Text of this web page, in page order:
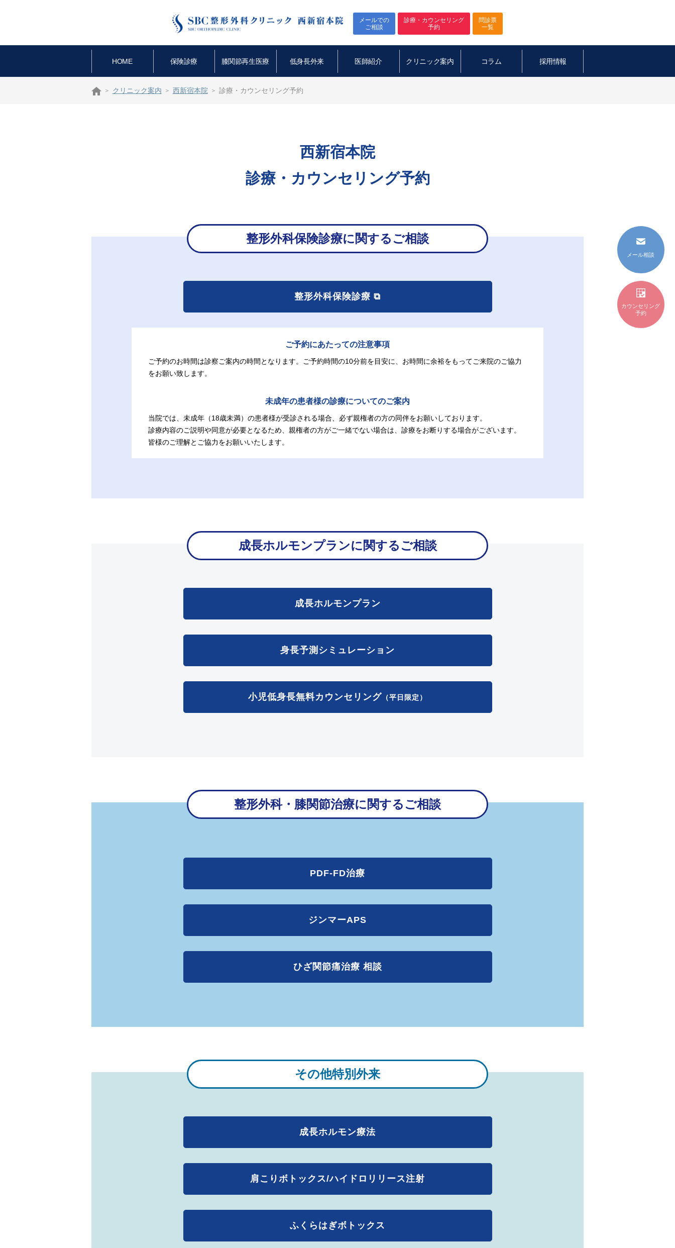
メールでの
ご相談
診療・カウンセリング
予約
問診票
一覧
HOME 保険診療 膝関節再生医療 低身長外来 医師紹介 クリニック案内 コラム 採用情報
クリニック案内 西新宿本院 診療・カウンセリング予約
西新宿本院
診療・カウンセリング予約
整形外科保険診療に関するご相談
整形外科保険診療 ⧉
ご予約にあたっての注意事項
ご予約のお時間は診察ご案内の時間となります。ご予約時間の10分前を目安に、お時間に余裕をもってご来院のご協力
をお願い致します。
未成年の患者様の診療についてのご案内
当院では、未成年（18歳未満）の患者様が受診される場合、必ず親権者の方の同伴をお願いしております。
診療内容のご説明や同意が必要となるため、親権者の方がご一緒でない場合は、診療をお断りする場合がございます。
皆様のご理解とご協力をお願いいたします。
成長ホルモンプランに関するご相談
成長ホルモンプラン
身長予測シミュレーション
小児低身長無料カウンセリング （平日限定）
整形外科・膝関節治療に関するご相談
PDF-FD治療
ジンマーAPS
ひざ関節痛治療 相談
その他特別外来
成長ホルモン療法
肩こりボトックス/ハイドロリリース注射
ふくらはぎボトックス
メール相談
カウンセリング
予約